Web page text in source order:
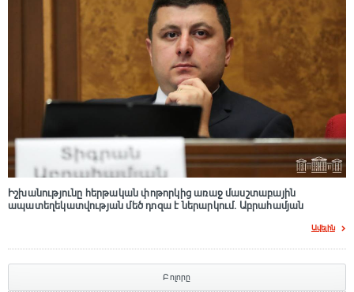
Իշխանությունը հերթական փոթորկից առաջ մասշտաբային
ապատեղեկատվության մեծ դnզա է ներարկում․ Աբրահամյան
Ավելին
Բոլորը